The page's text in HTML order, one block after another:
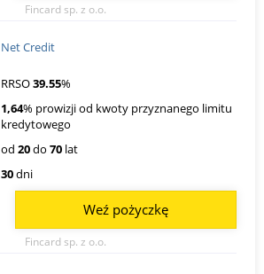
Fincard sp. z o.o.
Net Credit
RRSO39.55%
1,64% prowizji od kwoty przyznanego limitu
kredytowego
od 20do 70 lat
30dni
Fincard sp. z o.o.
Weź pożyczkę